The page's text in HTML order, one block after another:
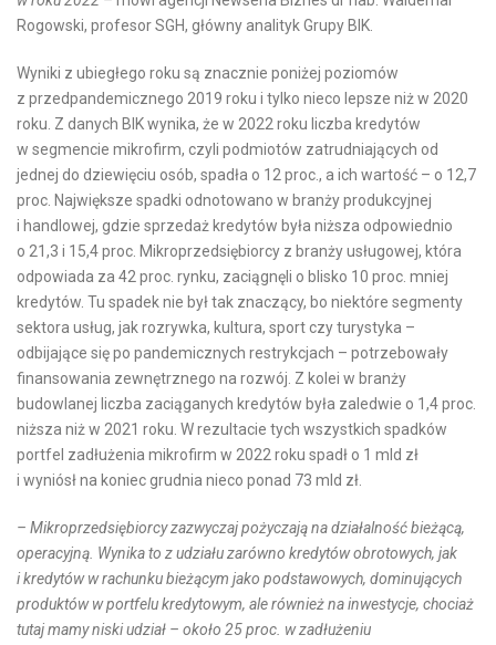
Rogowski, profesor SGH, główny analityk Grupy BIK.
Wyniki z ubiegłego roku są znacznie poniżej poziomów
z przedpandemicznego 2019 roku i tylko nieco lepsze niż w 2020
roku. Z danych BIK wynika, że w 2022 roku liczba kredytów
w segmencie mikrofirm, czyli podmiotów zatrudniających od
jednej do dziewięciu osób, spadła o 12 proc., a ich wartość – o 12,7
proc. Największe spadki odnotowano w branży produkcyjnej
i handlowej, gdzie sprzedaż kredytów była niższa odpowiednio
o 21,3 i 15,4 proc. Mikroprzedsiębiorcy z branży usługowej, która
odpowiada za 42 proc. rynku, zaciągnęli o blisko 10 proc. mniej
kredytów. Tu spadek nie był tak znaczący, bo niektóre segmenty
sektora usług, jak rozrywka, kultura, sport czy turystyka –
odbijające się po pandemicznych restrykcjach – potrzebowały
finansowania zewnętrznego na rozwój. Z kolei w branży
budowlanej liczba zaciąganych kredytów była zaledwie o 1,4 proc.
niższa niż w 2021 roku. W rezultacie tych wszystkich spadków
portfel zadłużenia mikrofirm w 2022 roku spadł o 1 mld zł
i wyniósł na koniec grudnia nieco ponad 73 mld zł.
– Mikroprzedsiębiorcy zazwyczaj pożyczają na działalność bieżącą,
operacyjną. Wynika to z udziału zarówno kredytów obrotowych, jak
i kredytów w rachunku bieżącym jako podstawowych, dominujących
produktów w portfelu kredytowym, ale również na inwestycje, chociaż
tutaj mamy niski udział – około 25 proc. w zadłużeniu